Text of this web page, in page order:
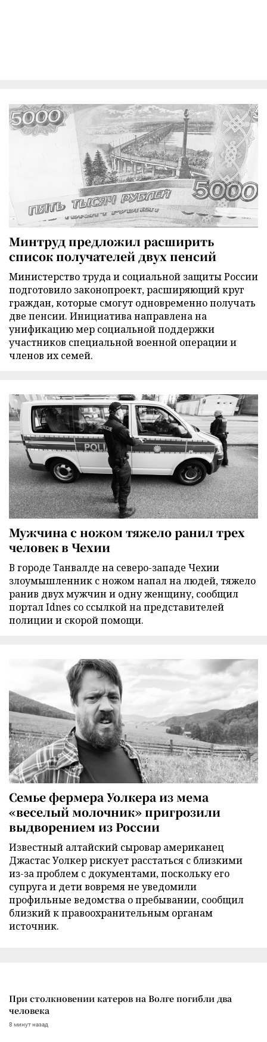
Минтруд предложил расширить
список получателей двух пенсий
Министерство труда и социальной защиты России
подготовило законопроект, расширяющий круг
граждан, которые смогут одновременно получать
две пенсии. Инициатива направлена на
унификацию мер социальной поддержки
участников специальной военной операции и
членов их семей.
Мужчина с ножом тяжело ранил трех
человек в Чехии
В городе Танвалде на северо-западе Чехии
злоумышленник с ножом напал на людей, тяжело
ранив двух мужчин и одну женщину, сообщил
портал Idnes со ссылкой на представителей
полиции и скорой помощи.
Семье фермера Уолкера из мема
«веселый молочник» пригрозили
выдворением из России
Известный алтайский сыровар американец
Джастас Уолкер рискует расстаться с близкими
из-за проблем с документами, поскольку его
супруга и дети вовремя не уведомили
профильные ведомства о пребывании, сообщил
близкий к правоохранительным органам
источник.
При столкновении катеров на Волге погибли два
человека
8 минут назад